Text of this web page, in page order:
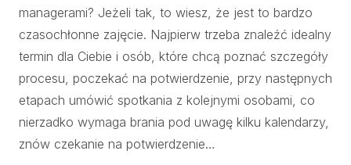
managerami? Jeżeli tak, to wiesz, że jest to bardzo
czasochłonne zajęcie. Najpierw trzeba znaleźć idealny
termin dla Ciebie i osób, które chcą poznać szczegóły
procesu, poczekać na potwierdzenie, przy następnych
etapach umówić spotkania z kolejnymi osobami, co
nierzadko wymaga brania pod uwagę kilku kalendarzy,
znów czekanie na potwierdzenie…